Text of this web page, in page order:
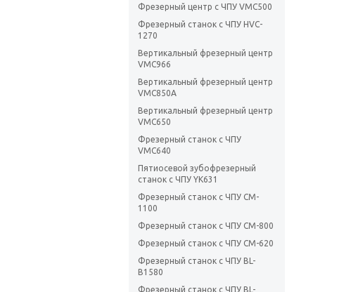
Фрезерный центр с ЧПУ VMC500
Фрезерный станок с ЧПУ HVC-
1270
Вертикальный фрезерный центр
VMC966
Вертикальный фрезерный центр
VMC850A
Вертикальный фрезерный центр
VMC650
Фрезерный станок с ЧПУ
VMC640
Пятиосевой зубофрезерный
станок с ЧПУ YK631
Фрезерный станок с ЧПУ CM-
1100
Фрезерный станок с ЧПУ CM-800
Фрезерный станок с ЧПУ CM-620
Фрезерный станок с ЧПУ BL-
B1580
Фрезерный станок с ЧПУ BL-